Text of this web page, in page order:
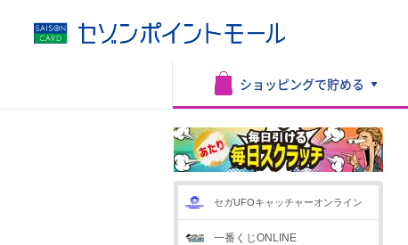
ショッピングで貯める
セガUFOキャッチャーオンライン
一番くじONLINE